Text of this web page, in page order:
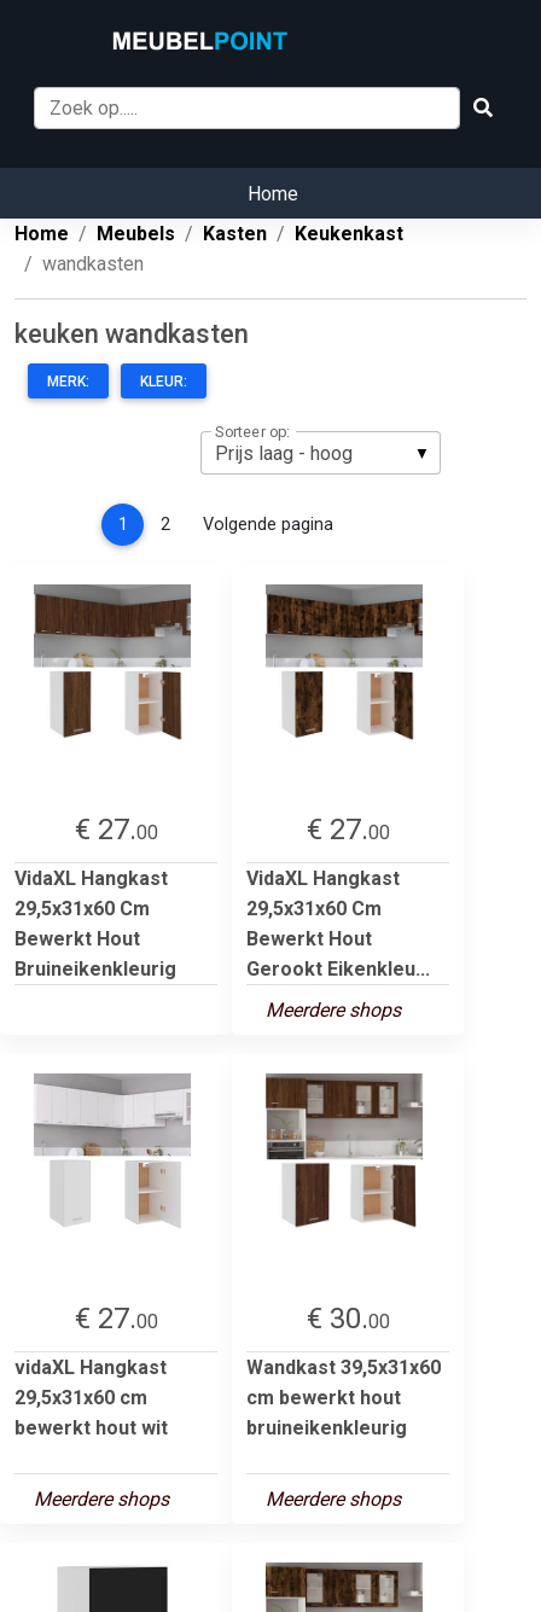
Home
Home
Meubels Kasten
Keukenkast
wandkasten
keuken wandkasten
MERK: KLEUR:
Sorteer op:
1 (current)
2 Volgende pagina
€ 27.00
VidaXL Hangkast
29,5x31x60 Cm
Bewerkt Hout
Bruineikenkleurig
€ 27.00
VidaXL Hangkast
29,5x31x60 Cm
Bewerkt Hout
Gerookt Eikenkleu...
Meerdere shops
€ 27.00
vidaXL Hangkast
29,5x31x60 cm
bewerkt hout wit
Meerdere shops
€ 30.00
Wandkast 39,5x31x60
cm bewerkt hout
bruineikenkleurig
Meerdere shops